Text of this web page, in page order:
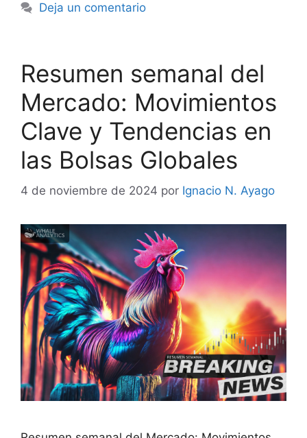
Deja un comentario
Resumen semanal del
Mercado: Movimientos
Clave y Tendencias en
las Bolsas Globales
4 de noviembre de 2024 por Ignacio N. Ayago